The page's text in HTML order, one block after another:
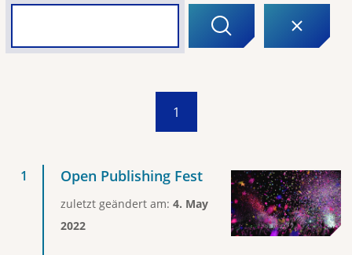
1
Open Publishing Fest
zuletzt geändert am: 4. May
2022